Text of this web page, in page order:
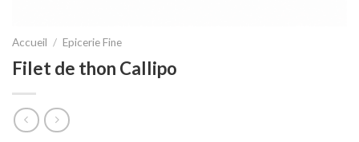
Accueil / Epicerie Fine
Filet de thon Callipo